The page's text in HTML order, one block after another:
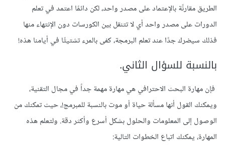
الطريق مقارنًة بالإعتماد على مصدر واحد، لكن دائمًا اعتمد في تعلم
الدورات على مصدر واحد أي لا تتنقل بين الكورسات دون الإنتهاء منها
فذلك سيضرك جدًا عند تعلم البرمجة، كفى بالمرء تشتيتًا في أيامنا هذه!
بالنسبة للسؤال الثاني.
فإن مهارة البحث الاحترافي هي مهارة مهمة جداً في مجال التقنية،
ويمكنك القول أنها مسألة حياة أو موت بالنسبة للمبرمج!، حيث تمكنك من
الوصول إلى المعلومات والحلول بشكل أسرع وأكثر دقة. ولتعلم هذه
المهارة، يمكنك اتباع الخطوات التالية: